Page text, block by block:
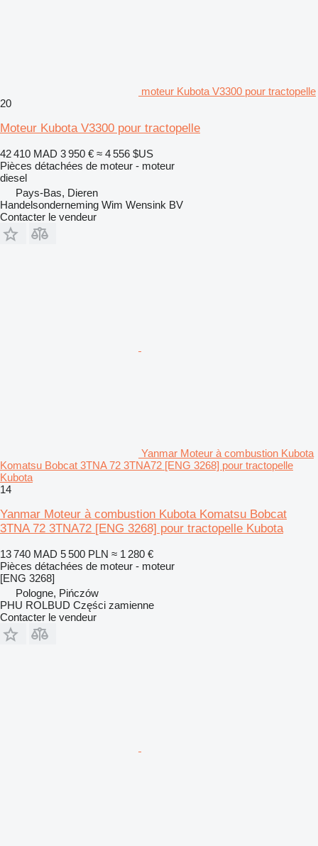
moteur Kubota V3300 pour tractopelle
20
Moteur Kubota V3300 pour tractopelle
42 410 MAD 3 950 € ≈ 4 556 $US
Pièces détachées de moteur - moteur
diesel
Pays-Bas, Dieren
Handelsonderneming Wim Wensink BV
Contacter le vendeur
Yanmar Moteur à combustion Kubota
Komatsu Bobcat 3TNA 72 3TNA72 [ENG 3268] pour tractopelle
Kubota
14
Yanmar Moteur à combustion Kubota Komatsu Bobcat
3TNA 72 3TNA72 [ENG 3268] pour tractopelle Kubota
13 740 MAD 5 500 PLN ≈ 1 280 €
Pièces détachées de moteur - moteur
[ENG 3268]
Pologne, Pińczów
PHU ROLBUD Części zamienne
Contacter le vendeur